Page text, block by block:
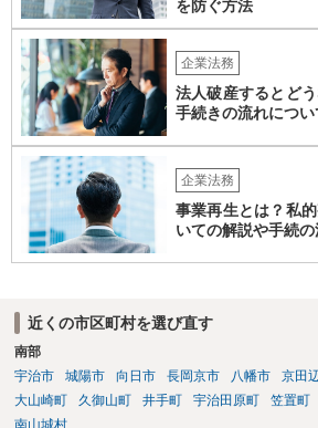
を防ぐ方法
企業法務
法人破産するとど
手続きの流れにつ
企業法務
事業再生とは？私
いての解説や手続
近くの市区町村を選び直す
南部
宇治市
城陽市 向日市 長岡京市 八幡市 京田
大山崎町
久御山町 井手町 宇治田原町 笠置町